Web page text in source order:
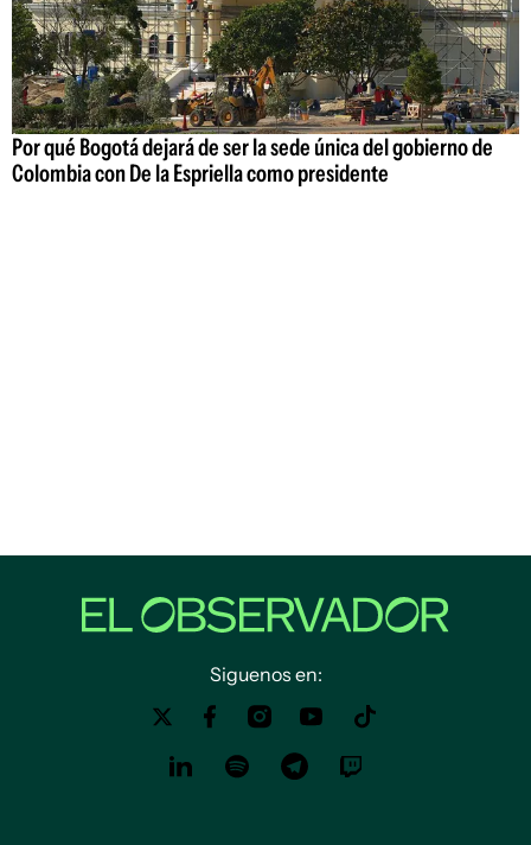
Por qué Bogotá dejará de ser la sede única del gobierno de
Colombia con De la Espriella como presidente
Siguenos en: